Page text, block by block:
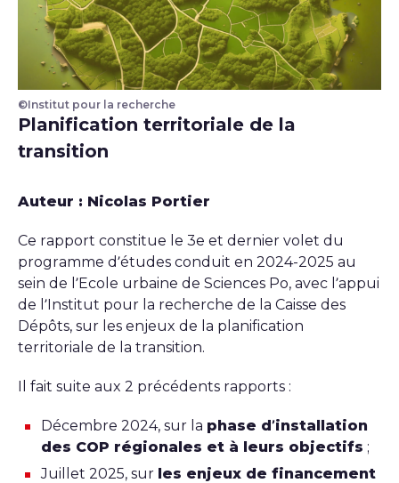
Illustration
©Institut pour la recherche
Planification territoriale de la
transition
Auteur : Nicolas Portier
Ce rapport constitue le 3e et dernier volet du
programme d’études conduit en 2024-2025 au
sein de l’Ecole urbaine de Sciences Po, avec l’appui
de l’Institut pour la recherche de la Caisse des
Dépôts, sur les enjeux de la planification
territoriale de la transition.
Il fait suite aux 2 précédents rapports :
Décembre 2024, sur la phase d’installation
des COP régionales et à leurs objectifs ;
Juillet 2025, sur les enjeux de financement